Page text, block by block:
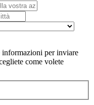
per inviare
come volete